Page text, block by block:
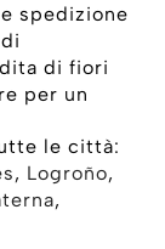
spedizione
di fiori
per un
le città:
, Logroño,
,